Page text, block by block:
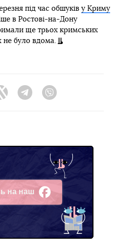
під час обшуків у Криму
в Ростові-на-Дону
ще трьох кримських
не було вдома.
Twitter TelegramViber
на наш